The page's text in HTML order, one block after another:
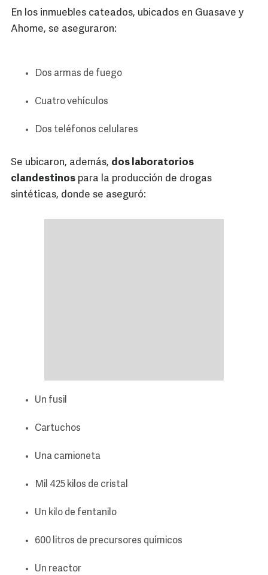
En los inmuebles cateados, ubicados en Guasave y
Ahome, se aseguraron:
Dos armas de fuego
Cuatro vehículos
Dos teléfonos celulares
Se ubicaron, además, dos laboratorios
clandestinos para la producción de drogas
sintéticas, donde se aseguró:
Un fusil
Cartuchos
Una camioneta
Mil 425 kilos de cristal
Un kilo de fentanilo
600 litros de precursores químicos
Un reactor